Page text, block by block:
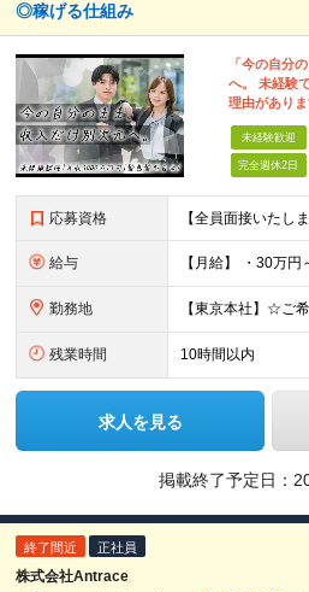
◎稼げる仕組み
「今の自分
へ。 未経験
理由がありま
未経験歓迎
完全週休2日
応募資格
給与
勤務地
残業時間 10時間以内
求人を見る
掲載終了予定日：
終了間近 正社員
株式会社Antrace